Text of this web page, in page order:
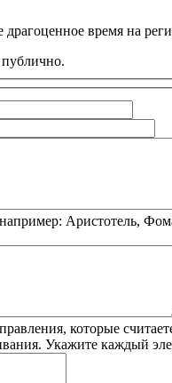
время на
публично.
Аристотель,
которые
Укажите каждый